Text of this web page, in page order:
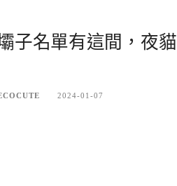
子名單有這間，夜
2024-01-07